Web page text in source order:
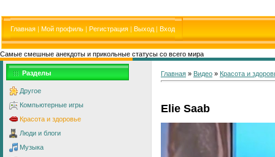
Главная | Мой профиль | Регистрация | Выход | Вход
Самые смешные анекдоты и прикольные статусы со всего мира
Разделы
Другое
Компьютерные игры
Красота и здоровье
Люди и блоги
Музыка
Главная » Видео » Красота и
Elie Saab